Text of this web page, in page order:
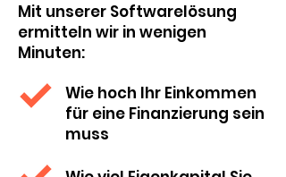
Mit unserer Softwarelösung
ermitteln wir in wenigen
Minuten:
Wie hoch Ihr Einkommen
für eine Finanzierung sein
muss